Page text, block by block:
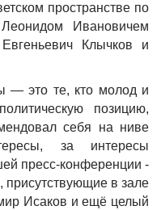
пространстве по
Ивановичем
Клычков и
— это те, кто молод и
позицию,
себя на ниве
за интересы
пресс-конференции -
присутствующие в зале
Исаков и ещё целый